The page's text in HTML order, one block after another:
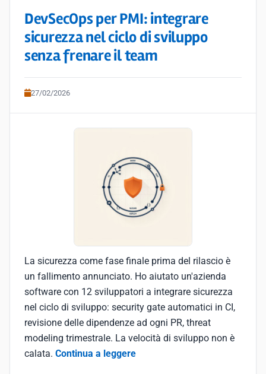
DevSecOps per PMI: integrare
sicurezza nel ciclo di sviluppo
senza frenare il team
27/02/2026
La sicurezza come fase finale prima del rilascio è
un fallimento annunciato. Ho aiutato un'azienda
software con 12 sviluppatori a integrare sicurezza
nel ciclo di sviluppo: security gate automatici in CI,
revisione delle dipendenze ad ogni PR, threat
modeling trimestrale. La velocità di sviluppo non è
calata. Continua a leggere